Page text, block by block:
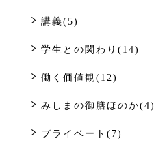
講義(5)
学生との関わり(14)
働く価値観(12)
みしまの御膳ほのか(4)
プライベート(7)